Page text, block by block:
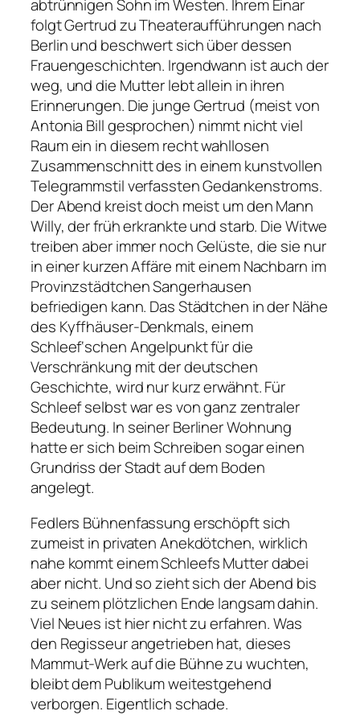
abtrünnigen Sohn im Westen. Ihrem Einar
folgt Gertrud zu Theateraufführungen nach
Berlin und beschwert sich über dessen
Frauengeschichten. Irgendwann ist auch der
weg, und die Mutter lebt allein in ihren
Erinnerungen. Die junge Gertrud (meist von
Antonia Bill gesprochen) nimmt nicht viel
Raum ein in diesem recht wahllosen
Zusammenschnitt des in einem kunstvollen
Telegrammstil verfassten Gedankenstroms.
Der Abend kreist doch meist um den Mann
Willy, der früh erkrankte und starb. Die Witwe
treiben aber immer noch Gelüste, die sie nur
in einer kurzen Affäre mit einem Nachbarn im
Provinzstädtchen Sangerhausen
befriedigen kann. Das Städtchen in der Nähe
des Kyffhäuser-Denkmals, einem
Schleef‘schen Angelpunkt für die
Verschränkung mit der deutschen
Geschichte, wird nur kurz erwähnt. Für
Schleef selbst war es von ganz zentraler
Bedeutung. In seiner Berliner Wohnung
hatte er sich beim Schreiben sogar einen
Grundriss der Stadt auf dem Boden
angelegt.
Fedlers Bühnenfassung erschöpft sich
zumeist in privaten Anekdötchen, wirklich
nahe kommt einem Schleefs Mutter dabei
aber nicht. Und so zieht sich der Abend bis
zu seinem plötzlichen Ende langsam dahin.
Viel Neues ist hier nicht zu erfahren. Was
den Regisseur angetrieben hat, dieses
Mammut-Werk auf die Bühne zu wuchten,
bleibt dem Publikum weitestgehend
verborgen. Eigentlich schade.